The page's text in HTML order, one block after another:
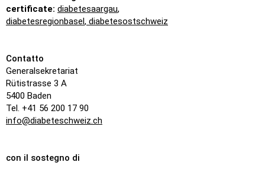
certificate: diabetesaargau,
diabetesregionbasel, diabetesostschweiz
Contatto
Generalsekretariat
Rütistrasse 3 A
5400 Baden
Tel. +41 56 200 17 90
info@diabeteschweiz.ch
con il sostegno di